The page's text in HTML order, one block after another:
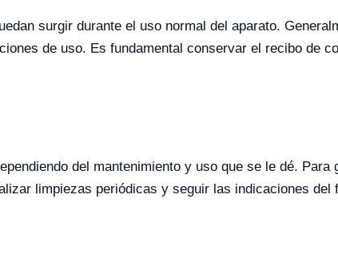
surgir durante el uso normal del aparato.
de uso. Es fundamental conservar el recibo de
del mantenimiento y uso que se le dé. Para
limpiezas periódicas y seguir las indicaciones del